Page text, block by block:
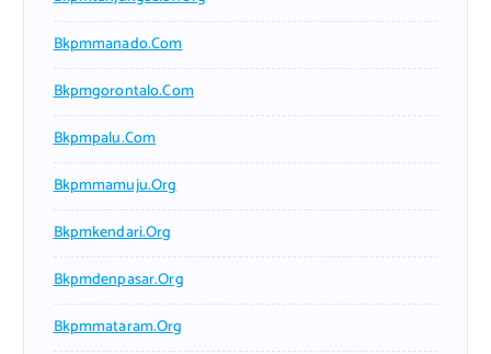
Bkpmmanado.com
Bkpmgorontalo.com
Bkpmpalu.com
Bkpmmamuju.org
Bkpmkendari.org
Bkpmdenpasar.org
Bkpmmataram.org